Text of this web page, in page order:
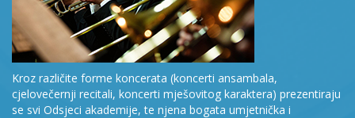
Kroz različite forme koncerata (koncerti ansambala,
cjelovečernji recitali, koncerti mješovitog karaktera) prezentiraju
se svi Odsjeci akademije, te njena bogata umjetnička i